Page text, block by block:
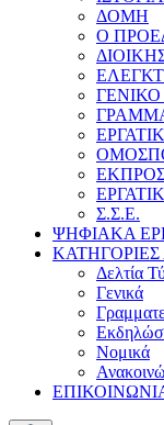
ΔΟΜΗ
Ο
Σ.Σ.Ε.
ΨΗΦΙΑΚΑ
Δελτία
Γενικά
Νομικά